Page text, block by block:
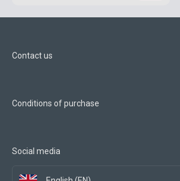
Contact us
Conditions of purchase
Social media